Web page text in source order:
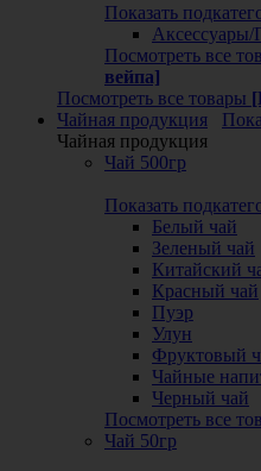
Показать
Посмотреть все
вейпа]
Посмотреть все товары
Чайная продукция
Чайная продукция
Чай 500гр
Показать
Белый чай
Зеленый чай
Китайский
Красный чай
Пуэр
Улун
Фруктовый
Чайные
Черный чай
Посмотреть все
Чай 50гр